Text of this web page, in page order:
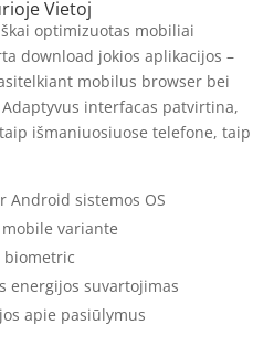
Vietoj
optimizuotas mobiliai
download jokios aplikacijos –
mobilus browser bei
interfacas patvirtina,
išmaniuosiuose telefone, taip
Android sistemos OS
variante
energijos suvartojimas
apie pasiūlymus